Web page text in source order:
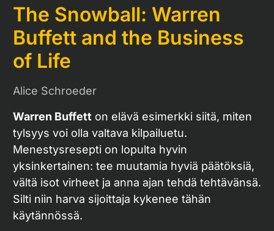
The Snowball: Warren
Buffett and the Business
of Life
Alice Schroeder
Warren Buffett on elävä esimerkki siitä, miten
tylsyys voi olla valtava kilpailuetu.
Menestysresepti on lopulta hyvin
yksinkertainen: tee muutamia hyviä päätöksiä,
vältä isot virheet ja anna ajan tehdä tehtävänsä.
Silti niin harva sijoittaja kykenee tähän
käytännössä.